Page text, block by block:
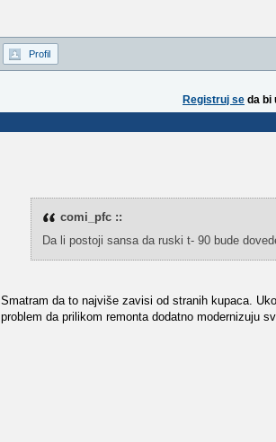
Profil
Registruj se da bi
comi_pfc ::
Da li postoji sansa da ruski t- 90 bude
Smatram da to najviše zavisi od stranih kupaca.
problem da prilikom remonta dodatno modernizuju